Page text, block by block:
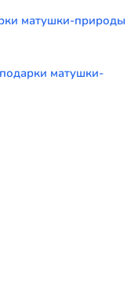
матушки-природы
матушки-